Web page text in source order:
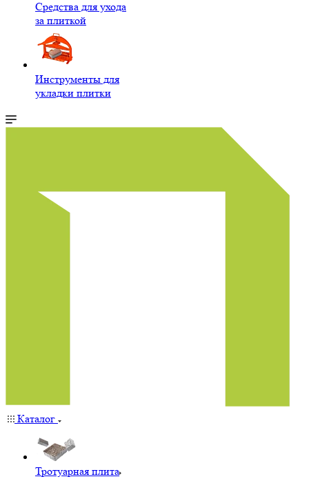
Средства для ухода
за плиткой
Инструменты для
укладки плитки
Каталог
Тротуарная плита